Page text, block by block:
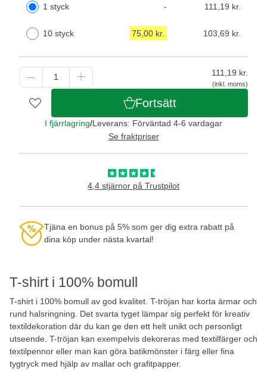
T-shirt i 100% bomull
T-shirt i 100% bomull av god kvalitet. T-tröjan har korta ärmar och
rund halsringning. Det svarta tyget lämpar sig perfekt för kreativ
textildekoration där du kan ge den ett helt unikt och personligt
utseende. T-tröjan kan exempelvis dekoreras med textilfärger och
textilpennor eller man kan göra batikmönster i färg eller fina
tygtryck med hjälp av mallar och grafitpapper.
1 styck - 111,19 kr.
10 styck 75,00 kr. 103,69 kr.
111,19 kr.
(inkl. moms)
Fortsätt
I fjärrlagring/Leverans: Förväntad 4-6 vardagar
Se fraktpriser
4,4 stjärnor på Trustpilot
Tjäna en bonus på 5% som ger dig extra rabatt på
dina köp under nästa kvartal!